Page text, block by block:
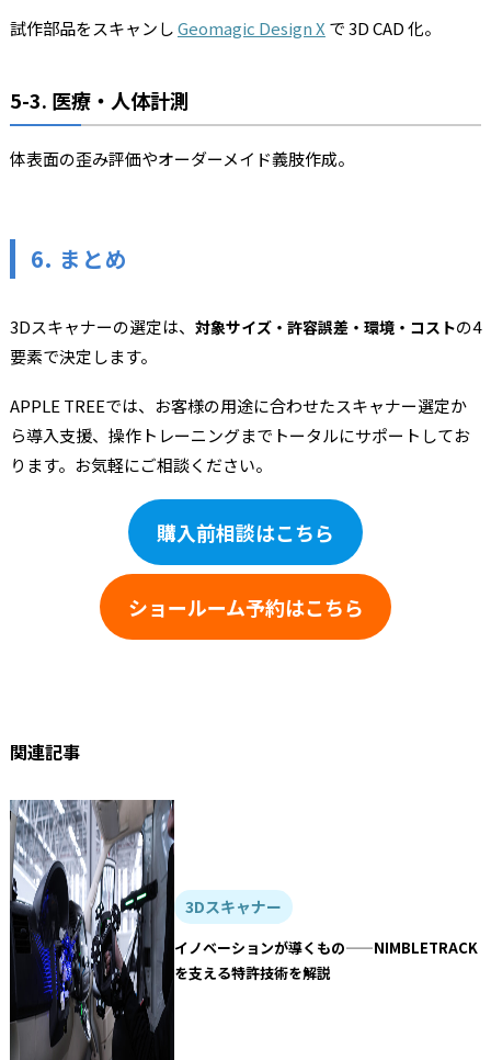
試作部品をスキャンしGeomagic Design X で 3D CAD 化。
5-3. 医療・人体計測
体表面の歪み評価やオーダーメイド義肢作成。
6. まとめ
3Dスキャナーの選定は、 対象サイズ・許容誤差・環境・コストの4
要素で決定します。
APPLE TREEでは、お客様の用途に合わせたスキャナー選定か
ら導入支援、操作トレーニングまでトータルにサポートしてお
ります。お気軽にご相談ください。
購入前相談はこちら
ショールーム予約はこちら
関連記事
3Dスキャナー
イノベーションが導くもの——NIMBLETRACK
を支える特許技術を解説